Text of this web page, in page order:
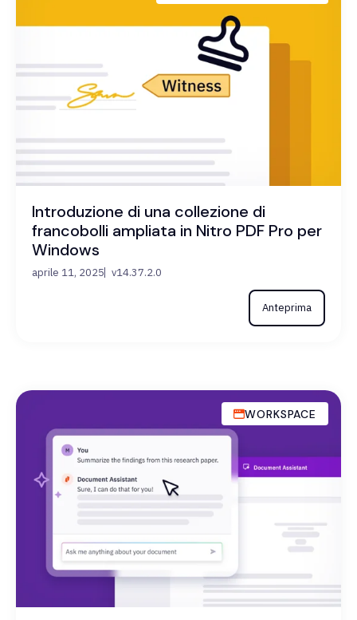
Introduzione di una collezione di
francobolli ampliata in Nitro PDF Pro per
Windows
aprile 11, 2025 v14.37.2.0
Anteprima
WORKSPACE